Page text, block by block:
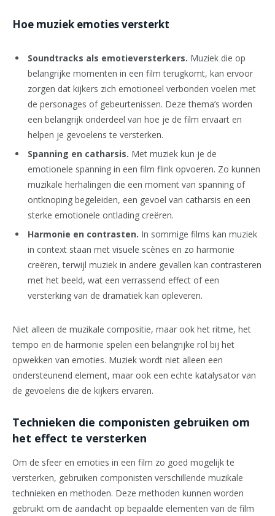
Hoe muziek emoties versterkt
Soundtracks als emotieversterkers. Muziek die op
belangrijke momenten in een film terugkomt, kan ervoor
zorgen dat kijkers zich emotioneel verbonden voelen met
de personages of gebeurtenissen. Deze thema’s worden
een belangrijk onderdeel van hoe je de film ervaart en
helpen je gevoelens te versterken.
Spanning en catharsis. Met muziek kun je de
emotionele spanning in een film flink opvoeren. Zo kunnen
muzikale herhalingen die een moment van spanning of
ontknoping begeleiden, een gevoel van catharsis en een
sterke emotionele ontlading creëren.
Harmonie en contrasten. In sommige films kan muziek
in context staan met visuele scènes en zo harmonie
creëren, terwijl muziek in andere gevallen kan contrasteren
met het beeld, wat een verrassend effect of een
versterking van de dramatiek kan opleveren.
Niet alleen de muzikale compositie, maar ook het ritme, het
tempo en de harmonie spelen een belangrijke rol bij het
opwekken van emoties. Muziek wordt niet alleen een
ondersteunend element, maar ook een echte katalysator van
de gevoelens die de kijkers ervaren.
Technieken die componisten gebruiken om
het effect te versterken
Om de sfeer en emoties in een film zo goed mogelijk te
versterken, gebruiken componisten verschillende muzikale
technieken en methoden. Deze methoden kunnen worden
gebruikt om de aandacht op bepaalde elementen van de film